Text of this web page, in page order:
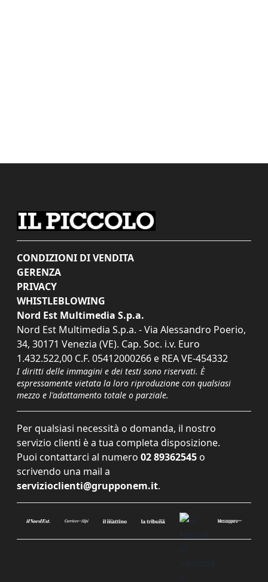
CONDIZIONI DI VENDITA
GERENZA
PRIVACY
WHISTLEBLOWING
Nord Est Multimedia S.p.a.
Nord Est Multimedia S.p.a. - Via Alessandro Poerio,
34, 30171 Venezia (VE). Cap. Soc. i.v. Euro
1.432.522,00 C.F. 05412000266 e REA VE-454332
I diritti delle immagini e dei testi sono riservati. È
espressamente vietata la loro riproduzione con qualsiasi
mezzo e l'adattamento totale o parziale.
Per qualsiasi necessità o domanda, il nostro
servizio clienti è a tua completa disposizione.
Puoi contattarci al numero 02 89362545 o
scrivendo una mail a
servizioclienti@grupponem.it.